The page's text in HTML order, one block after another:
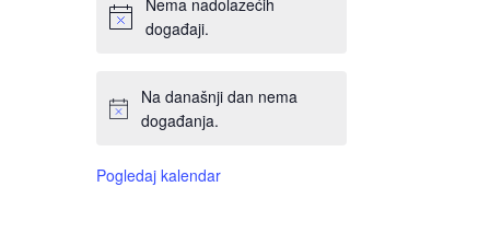
Nema nadolazećih
događaji.
Na današnji dan nema
događanja.
Pogledaj kalendar